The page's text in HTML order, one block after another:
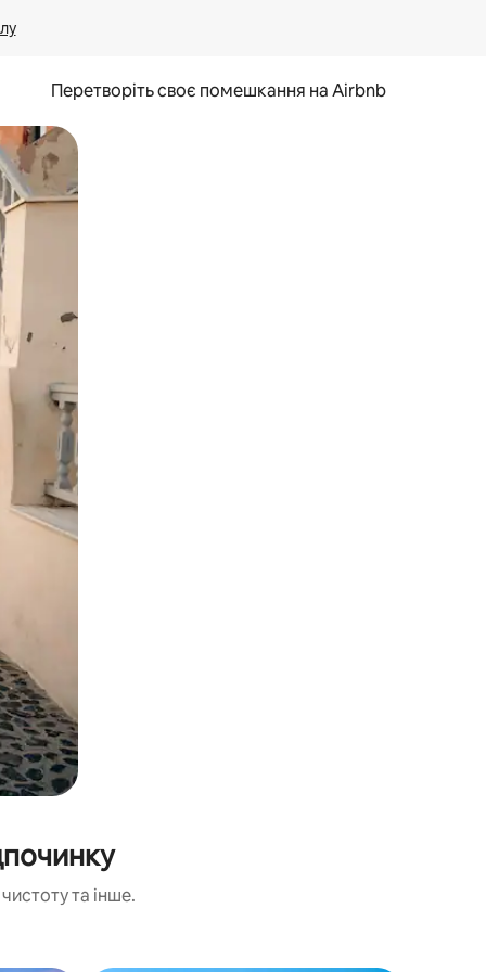
Перетворіть своє помешкання на Airbnb
та гортання.
та інше.